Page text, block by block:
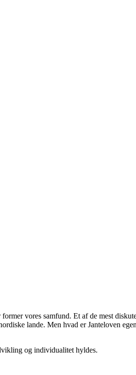
vores samfund. Et af de mest
lande. Men hvad er Janteloven
og individualitet hyldes.